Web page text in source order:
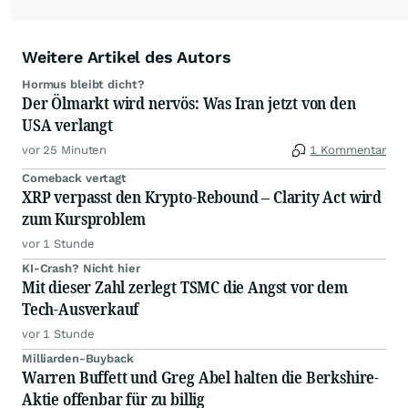
Weitere Artikel des Autors
Hormus bleibt dicht?
Der Ölmarkt wird nervös: Was Iran jetzt von den
USA verlangt
vor 25 Minuten 1 Kommentar
Comeback vertagt
XRP verpasst den Krypto-Rebound – Clarity Act wird
zum Kursproblem
vor 1 Stunde
KI-Crash? Nicht hier
Mit dieser Zahl zerlegt TSMC die Angst vor dem
Tech-Ausverkauf
vor 1 Stunde
Milliarden-Buyback
Warren Buffett und Greg Abel halten die Berkshire-
Aktie offenbar für zu billig